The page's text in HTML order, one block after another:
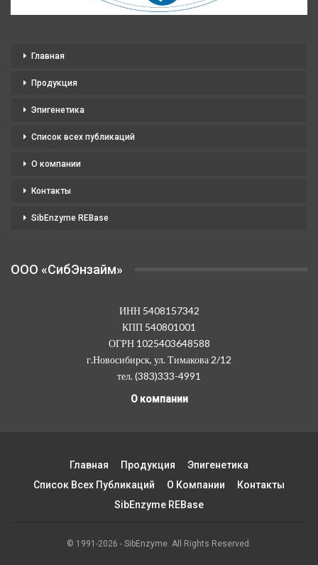
Главная
Продукция
Эпигенетика
Список всех публикаций
О компании
Контакты
SibEnzyme REBase
OOO «СибЭнзайм»
ИНН 5408157342
КПП 540801001
ОГРН 1025403648588
г.Новосибирск, ул. Тимакова 2/12
тел. (383)333-4991
О компании
Главная Продукция
Эпигенетика
Список Всех Публикаций
О Компании
Контакты
SibEnzyme REBase
© 1991-2026 - SibEnzyme. All Rights Reserved.